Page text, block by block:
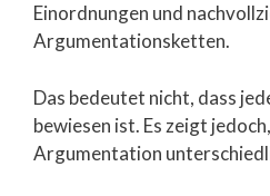
Einordnungen und
Argumentationsketten.
Das bedeutet nicht, dass
bewiesen ist. Es zeigt
Argumentation